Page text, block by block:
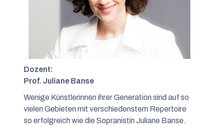
Dozent:
Prof. Juliane Banse
Wenige Künstlerinnen ihrer Generation sind auf so
vielen Gebieten mit verschiedenstem Repertoire
so erfolgreich wie die Sopranistin Juliane Banse.